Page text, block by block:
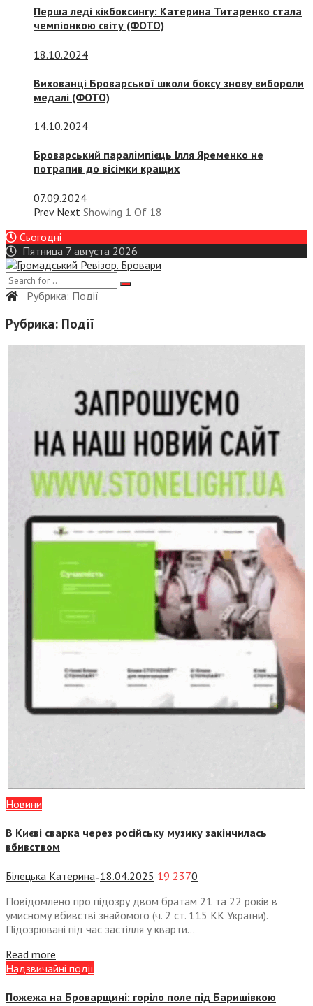
Перша леді кікбоксингу: Катерина Титаренко стала
чемпіонкою світу (ФОТО)
18.10.2024
Вихованці Броварської школи боксу знову вибороли
медалі (ФОТО)
14.10.2024
Броварський паралімпієць Ілля Яременко не
потрапив до вісімки кращих
07.09.2024
Prev Next Showing 1 Of 18
Сьогодні
Пятница 7 августа 2026
Рубрика: Події
Рубрика: Події
Новини
В Києві сварка через російську музику закінчилась
вбивством
Білецька Катерина — 18.04.2025 19 2370
Повідомлено про підозру двом братам 21 та 22 років в
умисному вбивстві знайомого (ч. 2 ст. 115 КК України).
Підозрювані під час застілля у кварти...
Read more
Надзвичайні події
Пожежа на Броварщині: горіло поле під Баришівкою